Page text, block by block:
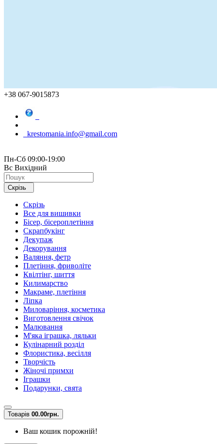
+38 067-9015873
krestomania.info@gmail.com
Пн-Сб 09:00-19:00
Вс Вихідний
Скрізь
Скрізь
Все для вишивки
Бісер, бісероплетіння
Скрапбукінг
Декупаж
Декорування
Валяння, фетр
Плетіння, фриволіте
Квілтінг, шиття
Килимарство
Макраме, плетіння
Ліпка
Миловаріння, косметика
Виготовлення свічок
Малювання
М'яка іграшка, ляльки
Кулінарний розділ
Флористика, весілля
Творчість
Жіночі примхи
Іграшки
Подарунки, свята
Товарів 00.00грн.
Ваш кошик порожній!